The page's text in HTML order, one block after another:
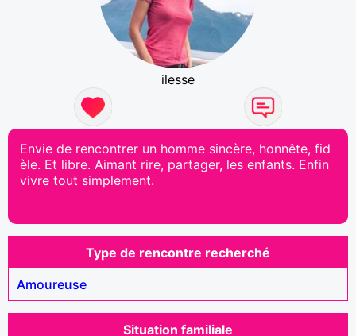
ilesse
Envie de rencontrer un homme sincère, honnête, fid
èle. Et libre. Aimant rire, partager, les enfants. Enfin
vivre tout simplement.
Type de rencontre recherché
Amoureuse
Situation familiale